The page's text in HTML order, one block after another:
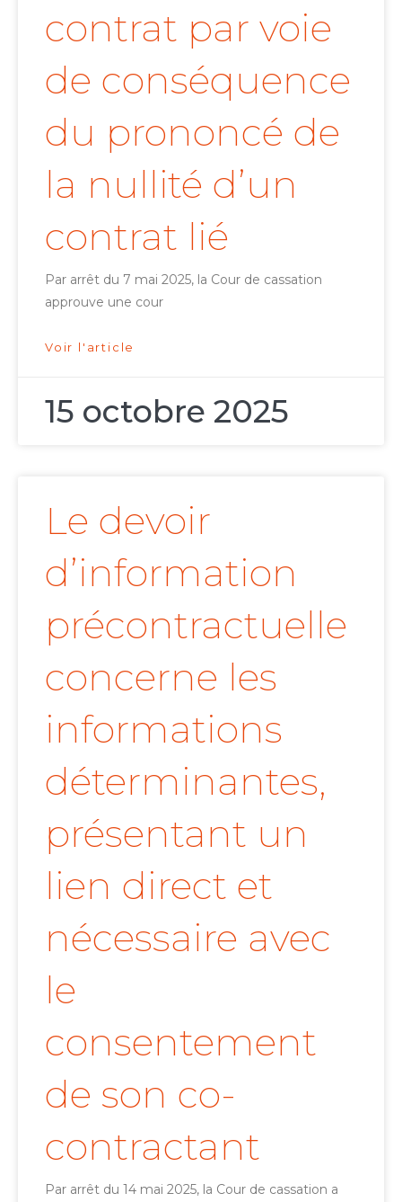
contrat par voie
de conséquence
du prononcé de
la nullité d’un
contrat lié
Par arrêt du 7 mai 2025, la Cour de cassation
approuve une cour
Voir l'article
15 octobre 2025
Le devoir
d’information
précontractuelle
concerne les
informations
déterminantes,
présentant un
lien direct et
nécessaire avec
le
consentement
de son co-
contractant
Par arrêt du 14 mai 2025, la Cour de cassation a